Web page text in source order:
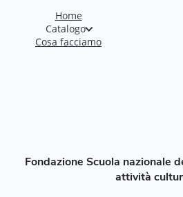
Home
Catalogo
Cosa facciamo
Fondazione Scuola nazionale
attività